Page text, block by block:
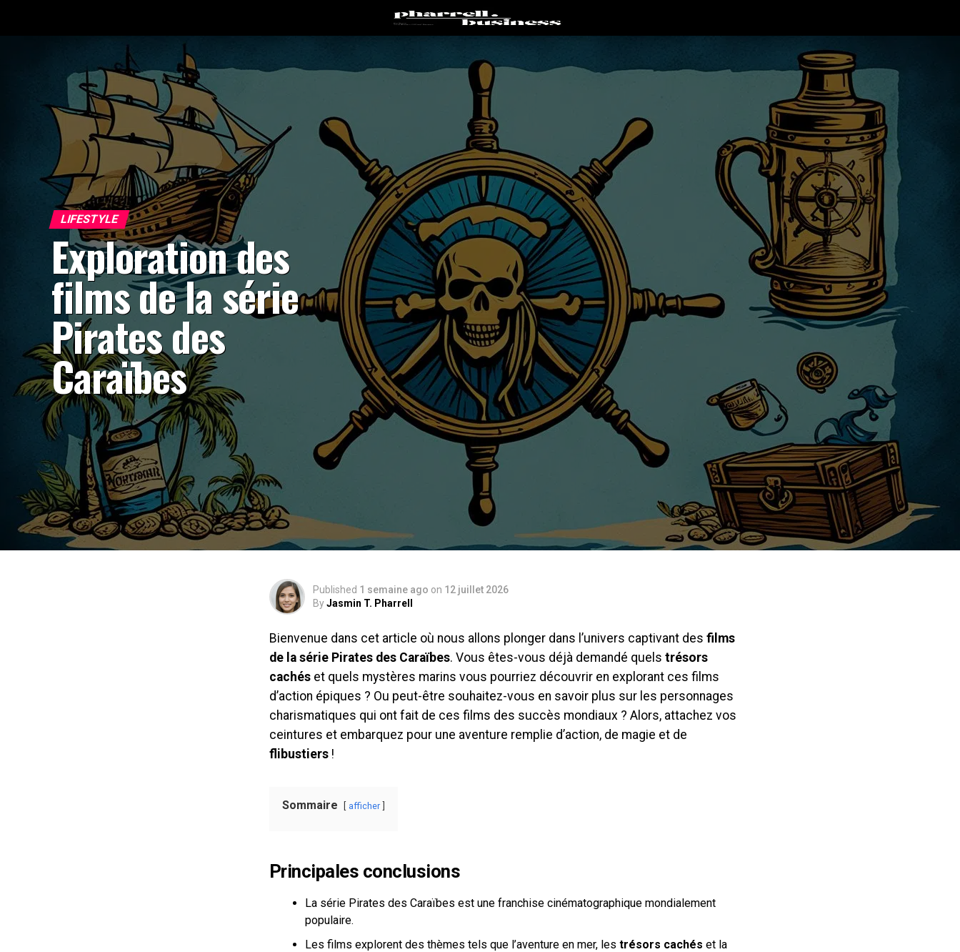
LIFESTYLE
Exploration des
films de la série
Pirates des
Caraïbes
Published 1 semaine ago on 12 juillet 2026
ByJasmin T. Pharrell
Bienvenue dans cet article où nous allons plonger dans l’univers captivant des films
de la série Pirates des Caraïbes. Vous êtes-vous déjà demandé quels trésors
cachés et quels mystères marins vous pourriez découvrir en explorant ces films
d’action épiques ? Ou peut-être souhaitez-vous en savoir plus sur les personnages
charismatiques qui ont fait de ces films des succès mondiaux ? Alors, attachez vos
ceintures et embarquez pour une aventure remplie d’action, de magie et de
flibustiers !
Sommaire afficher
Principales conclusions
La série Pirates des Caraïbes est une franchise cinématographique mondialement
populaire.
Les films explorent des thèmes tels que l’aventure en mer, les trésors cachés et la